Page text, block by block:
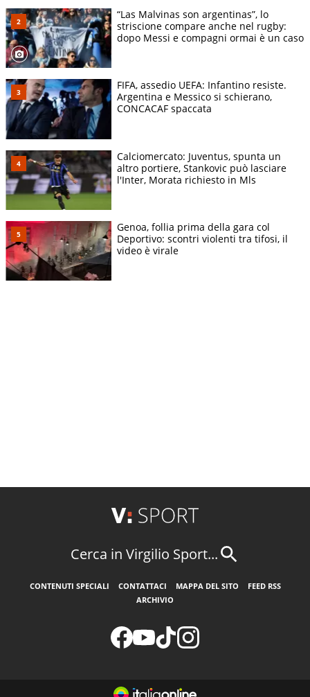
“Las Malvinas son argentinas”, lo
striscione compare anche nel rugby:
dopo Messi e compagni ormai è un caso
FIFA, assedio UEFA: Infantino resiste.
Argentina e Messico si schierano,
CONCACAF spaccata
Calciomercato: Juventus, spunta un
altro portiere, Stankovic può lasciare
l'Inter, Morata richiesto in Mls
Genoa, follia prima della gara col
Deportivo: scontri violenti tra tifosi, il
video è virale
Cerca in Virgilio Sport...
CONTENUTI SPECIALI CONTATTACI MAPPA DEL SITO
FEED RSS
ARCHIVIO